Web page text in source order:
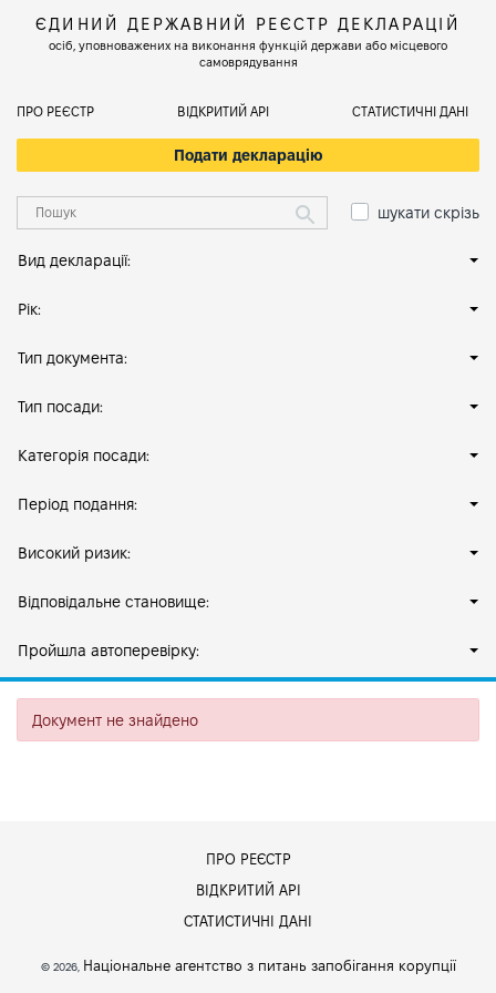
ЄДИНИЙ ДЕРЖАВНИЙ РЕЄСТР ДЕКЛАРАЦІЙ
осіб, уповноважених на виконання функцій держави або місцевого
самоврядування
ПРО РЕЄСТР ВІДКРИТИЙ АРІ СТАТИСТИЧНІ ДАНІ
Подати декларацію
шукати скрізь
Вид декларації:
Рік:
Тип документа:
Тип посади:
Категорія посади:
Період подання:
Високий ризик:
Відповідальне становище:
Пройшла автоперевірку:
Документ не знайдено
ПРО РЕЄСТР
ВІДКРИТИЙ АРІ
СТАТИСТИЧНІ ДАНІ
© 2026, Національне агентство з питань запобігання корупції